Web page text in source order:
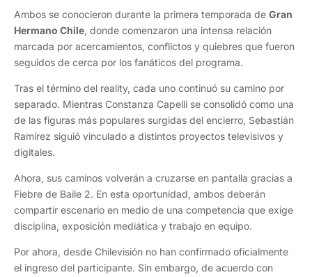
Ambos se conocieron durante la primera temporada de Gran
Hermano Chile, donde comenzaron una intensa relación
marcada por acercamientos, conflictos y quiebres que fueron
seguidos de cerca por los fanáticos del programa.
Tras el término del reality, cada uno continuó su camino por
separado. Mientras Constanza Capelli se consolidó como una
de las figuras más populares surgidas del encierro, Sebastián
Ramírez siguió vinculado a distintos proyectos televisivos y
digitales.
Ahora, sus caminos volverán a cruzarse en pantalla gracias a
Fiebre de Baile 2. En esta oportunidad, ambos deberán
compartir escenario en medio de una competencia que exige
disciplina, exposición mediática y trabajo en equipo.
Por ahora, desde Chilevisión no han confirmado oficialmente
el ingreso del participante. Sin embargo, de acuerdo con